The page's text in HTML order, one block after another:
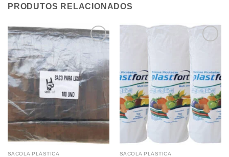
PRODUTOS RELACIONADOS
SACOLA PLÁSTICA SACOLA PLÁSTICA